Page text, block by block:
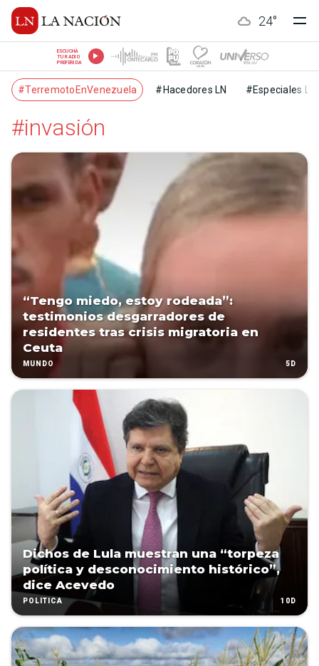
24°
ESCUCHÁ
TU RADIO
PREFERIDA
#TerremotoEnVenezuela #Hacedores LN #Especiales LN
#invasión
“Tengo miedo, estoy rodeada”:
testimonios desgarradores de
residentes tras crisis migratoria en
Ceuta
MUNDO 5D
Dichos de Lula muestran una “torpeza
política y desconocimiento histórico”,
dice Acevedo
POLÍTICA 10D